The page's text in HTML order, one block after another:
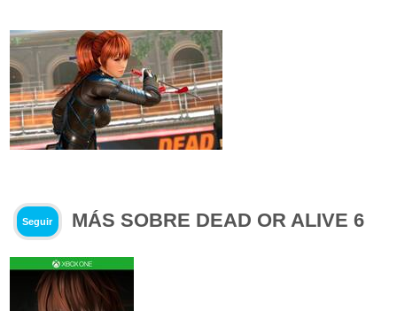
Seguir MÁS SOBRE DEAD OR ALIVE 6